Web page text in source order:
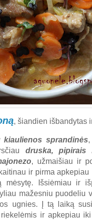
, šiandien išbandytas
kiaulienos sprandinės
druska, pipirais
, užmaišiau ir
ir pirma
mėsytę. Išsiėmiau ir
mažesniu puodeliu
ugnies. Į tą laiką
riekelėmis ir apkepiau